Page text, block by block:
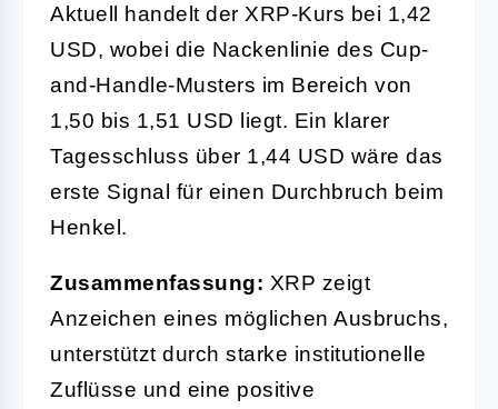
Aktuell handelt der XRP-Kurs bei 1,42
USD, wobei die Nackenlinie des Cup-
and-Handle-Musters im Bereich von
1,50 bis 1,51 USD liegt. Ein klarer
Tagesschluss über 1,44 USD wäre das
erste Signal für einen Durchbruch beim
Henkel.
Zusammenfassung: XRP zeigt
Anzeichen eines möglichen Ausbruchs,
unterstützt durch starke institutionelle
Zuflüsse und eine positive